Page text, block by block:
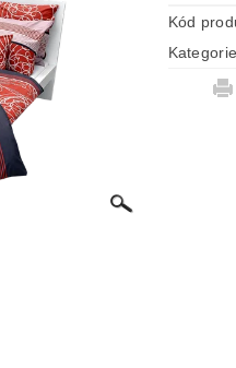
Kód
Kategorie